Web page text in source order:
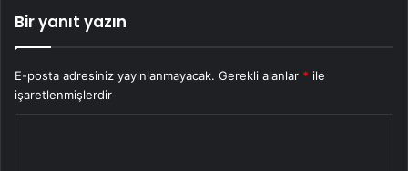
Bir yanıt yazın
E-posta adresiniz yayınlanmayacak. Gerekli alanlar * ile
işaretlenmişlerdir